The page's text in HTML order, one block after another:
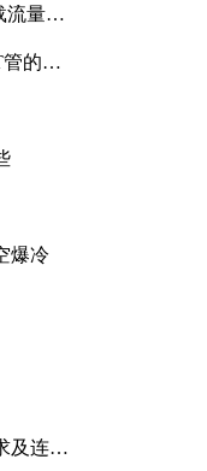
流量解
管的合
爆冷
及连接